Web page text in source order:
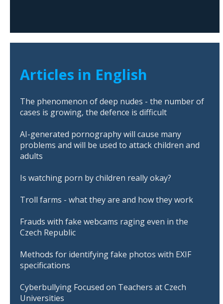
Articles in English
The phenomenon of deep nudes - the number of
cases is growing, the defence is difficult
AI-generated pornography will cause many
problems and will be used to attack children and
adults
Is watching porn by children really okay?
Troll farms - what they are and how they work
Frauds with fake webcams raging even in the
Czech Republic
Methods for identifying fake photos with EXIF
specifications
Cyberbullying Focused on Teachers at Czech
Universities